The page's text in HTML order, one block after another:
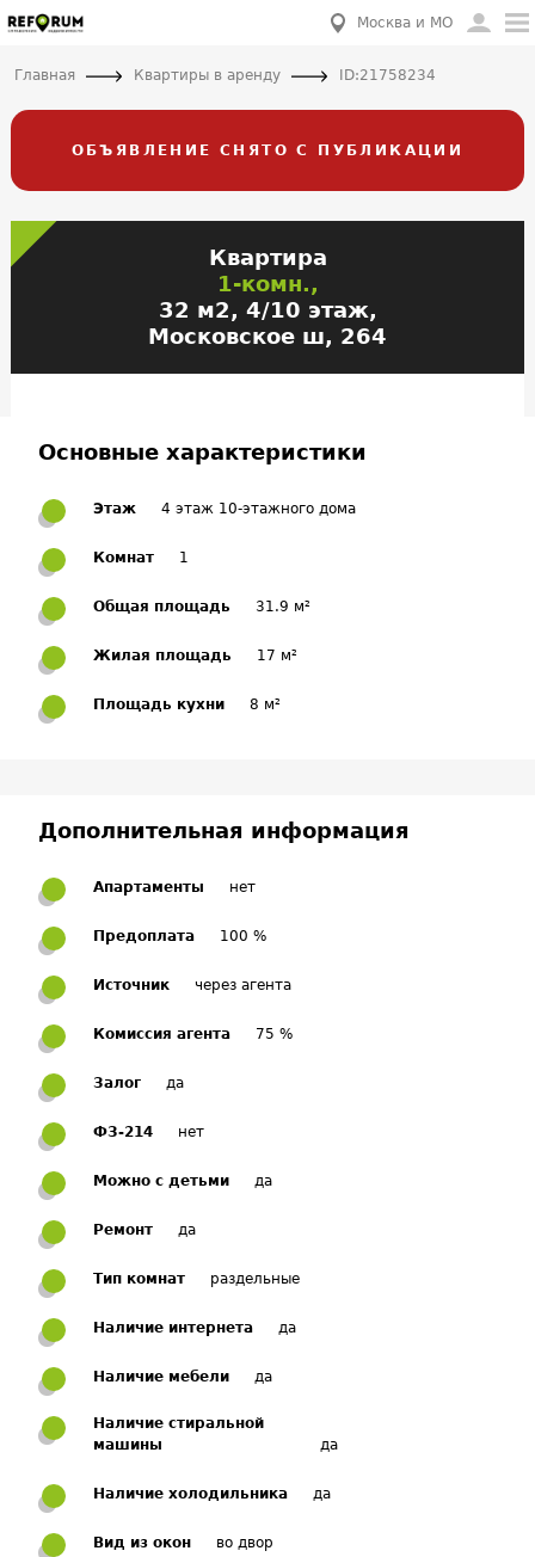
Москва и МО
Главная Квартиры в аренду ID:21758234
ОБЪЯВЛЕНИЕ СНЯТО С ПУБЛИКАЦИИ
Квартира
1-комн.,
32 м2, 4/10 этаж,
Московское ш, 264
Основные характеристики
Этаж 4 этаж 10-этажного дома
Комнат 1
Общая площадь 31.9 м²
Жилая площадь 17 м²
Площадь кухни 8 м²
Дополнительная информация
Апартаменты нет
Предоплата 100 %
Источник через агента
Комиссия агента 75 %
Залог да
ФЗ-214 нет
Можно с детьми да
Ремонт да
Тип комнат раздельные
Наличие интернета да
Наличие мебели да
Наличие стиральной
машины
да
Наличие холодильника да
Вид из окон во двор